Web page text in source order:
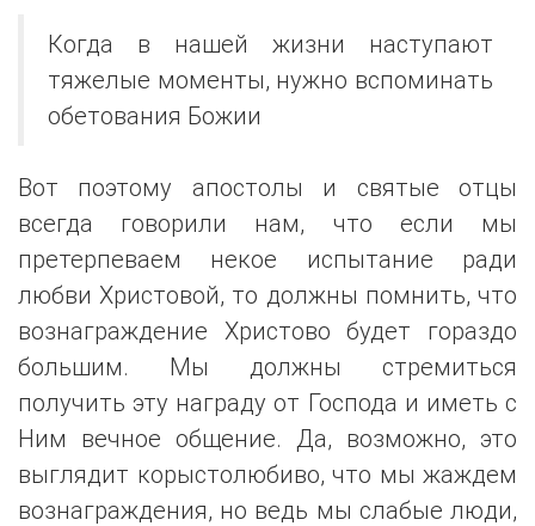
Когда в нашей жизни наступают
тяжелые моменты, нужно вспоминать
обетования Божии
Вот поэтому апостолы и святые отцы
всегда говорили нам, что если мы
претерпеваем некое испытание ради
любви Христовой, то должны помнить, что
вознаграждение Христово будет гораздо
большим. Мы должны стремиться
получить эту награду от Господа и иметь с
Ним вечное общение. Да, возможно, это
выглядит корыстолюбиво, что мы жаждем
вознаграждения, но ведь мы слабые люди,